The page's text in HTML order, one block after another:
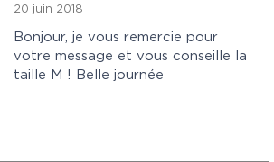
20 juin 2018
Bonjour, je vous remercie pour
votre message et vous conseille la
taille M ! Belle journée